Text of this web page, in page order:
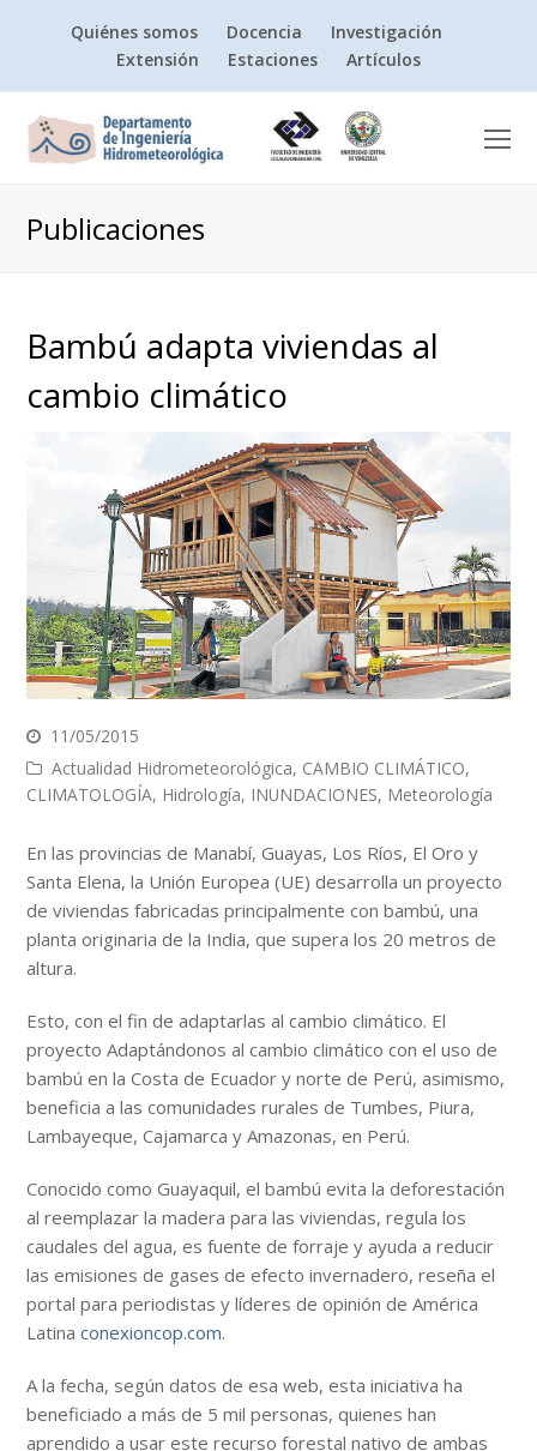
Quiénes somos Docencia
Investigación
Extensión
Estaciones Artículos
Publicaciones
Bambú adapta viviendas al
cambio climático
11/05/2015
Actualidad Hidrometeorológica, CAMBIO CLIMÁTICO,
CLIMATOLOGÍA, Hidrología, INUNDACIONES, Meteorología
En las provincias de Manabí, Guayas, Los Ríos, El Oro y
Santa Elena, la Unión Europea (UE) desarrolla un proyecto
de viviendas fabricadas principalmente con bambú, una
planta originaria de la India, que supera los 20 metros de
altura.
Esto, con el fin de adaptarlas al cambio climático. El
proyecto Adaptándonos al cambio climático con el uso de
bambú en la Costa de Ecuador y norte de Perú, asimismo,
beneficia a las comunidades rurales de Tumbes, Piura,
Lambayeque, Cajamarca y Amazonas, en Perú.
Conocido como Guayaquil, el bambú evita la deforestación
al reemplazar la madera para las viviendas, regula los
caudales del agua, es fuente de forraje y ayuda a reducir
las emisiones de gases de efecto invernadero, reseña el
portal para periodistas y líderes de opinión de América
Latinaconexioncop.com.
A la fecha, según datos de esa web, esta iniciativa ha
beneficiado a más de 5 mil personas, quienes han
aprendido a usar este recurso forestal nativo de ambas